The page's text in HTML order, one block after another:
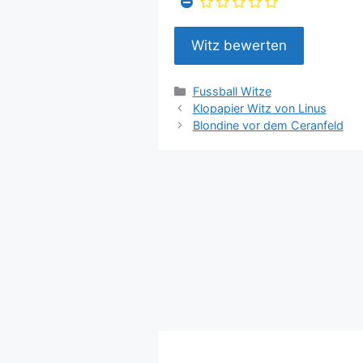
Kategorien
Fussball Witze
Klopapier Witz von Linus
Blondine vor dem Ceranfeld